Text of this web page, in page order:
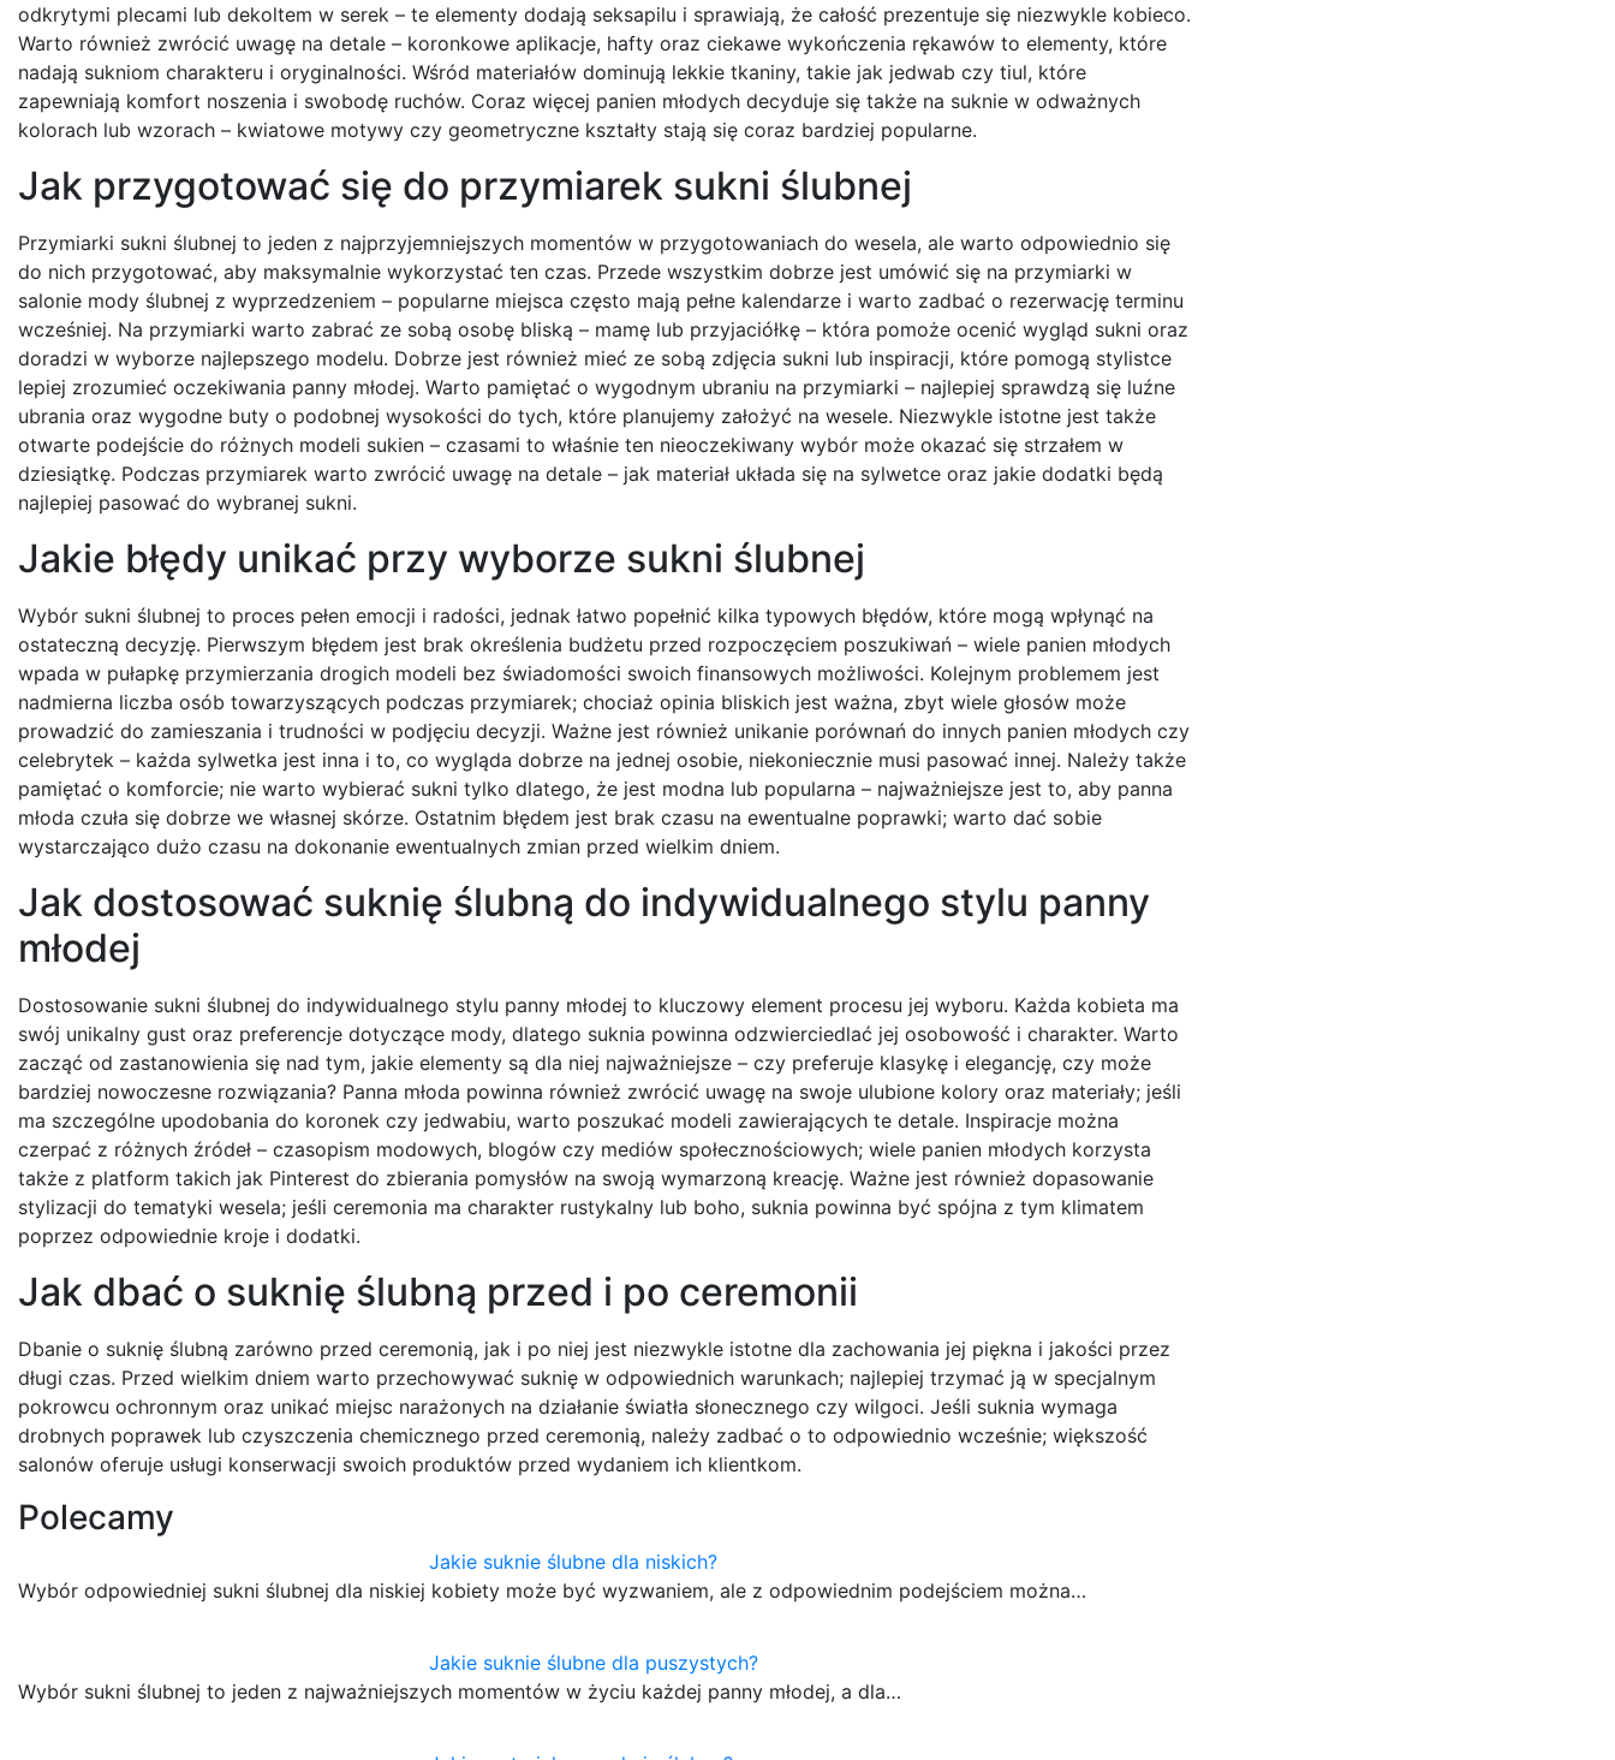
odkrytymi plecami lub dekoltem w serek – te elementy dodają seksapilu i sprawiają, że całość prezentuje się niezwykle kobieco.
Warto również zwrócić uwagę na detale – koronkowe aplikacje, hafty oraz ciekawe wykończenia rękawów to elementy, które
nadają sukniom charakteru i oryginalności. Wśród materiałów dominują lekkie tkaniny, takie jak jedwab czy tiul, które
zapewniają komfort noszenia i swobodę ruchów. Coraz więcej panien młodych decyduje się także na suknie w odważnych
kolorach lub wzorach – kwiatowe motywy czy geometryczne kształty stają się coraz bardziej popularne.
Jak przygotować się do przymiarek sukni ślubnej
Przymiarki sukni ślubnej to jeden z najprzyjemniejszych momentów w przygotowaniach do wesela, ale warto odpowiednio się
do nich przygotować, aby maksymalnie wykorzystać ten czas. Przede wszystkim dobrze jest umówić się na przymiarki w
salonie mody ślubnej z wyprzedzeniem – popularne miejsca często mają pełne kalendarze i warto zadbać o rezerwację terminu
wcześniej. Na przymiarki warto zabrać ze sobą osobę bliską – mamę lub przyjaciółkę – która pomoże ocenić wygląd sukni oraz
doradzi w wyborze najlepszego modelu. Dobrze jest również mieć ze sobą zdjęcia sukni lub inspiracji, które pomogą stylistce
lepiej zrozumieć oczekiwania panny młodej. Warto pamiętać o wygodnym ubraniu na przymiarki – najlepiej sprawdzą się luźne
ubrania oraz wygodne buty o podobnej wysokości do tych, które planujemy założyć na wesele. Niezwykle istotne jest także
otwarte podejście do różnych modeli sukien – czasami to właśnie ten nieoczekiwany wybór może okazać się strzałem w
dziesiątkę. Podczas przymiarek warto zwrócić uwagę na detale – jak materiał układa się na sylwetce oraz jakie dodatki będą
najlepiej pasować do wybranej sukni.
Jakie błędy unikać przy wyborze sukni ślubnej
Wybór sukni ślubnej to proces pełen emocji i radości, jednak łatwo popełnić kilka typowych błędów, które mogą wpłynąć na
ostateczną decyzję. Pierwszym błędem jest brak określenia budżetu przed rozpoczęciem poszukiwań – wiele panien młodych
wpada w pułapkę przymierzania drogich modeli bez świadomości swoich finansowych możliwości. Kolejnym problemem jest
nadmierna liczba osób towarzyszących podczas przymiarek; chociaż opinia bliskich jest ważna, zbyt wiele głosów może
prowadzić do zamieszania i trudności w podjęciu decyzji. Ważne jest również unikanie porównań do innych panien młodych czy
celebrytek – każda sylwetka jest inna i to, co wygląda dobrze na jednej osobie, niekoniecznie musi pasować innej. Należy także
pamiętać o komforcie; nie warto wybierać sukni tylko dlatego, że jest modna lub popularna – najważniejsze jest to, aby panna
młoda czuła się dobrze we własnej skórze. Ostatnim błędem jest brak czasu na ewentualne poprawki; warto dać sobie
wystarczająco dużo czasu na dokonanie ewentualnych zmian przed wielkim dniem.
Jak dostosować suknię ślubną do indywidualnego stylu panny
młodej
Dostosowanie sukni ślubnej do indywidualnego stylu panny młodej to kluczowy element procesu jej wyboru. Każda kobieta ma
swój unikalny gust oraz preferencje dotyczące mody, dlatego suknia powinna odzwierciedlać jej osobowość i charakter. Warto
zacząć od zastanowienia się nad tym, jakie elementy są dla niej najważniejsze – czy preferuje klasykę i elegancję, czy może
bardziej nowoczesne rozwiązania? Panna młoda powinna również zwrócić uwagę na swoje ulubione kolory oraz materiały; jeśli
ma szczególne upodobania do koronek czy jedwabiu, warto poszukać modeli zawierających te detale. Inspiracje można
czerpać z różnych źródeł – czasopism modowych, blogów czy mediów społecznościowych; wiele panien młodych korzysta
także z platform takich jak Pinterest do zbierania pomysłów na swoją wymarzoną kreację. Ważne jest również dopasowanie
stylizacji do tematyki wesela; jeśli ceremonia ma charakter rustykalny lub boho, suknia powinna być spójna z tym klimatem
poprzez odpowiednie kroje i dodatki.
Jak dbać o suknię ślubną przed i po ceremonii
Dbanie o suknię ślubną zarówno przed ceremonią, jak i po niej jest niezwykle istotne dla zachowania jej piękna i jakości przez
długi czas. Przed wielkim dniem warto przechowywać suknię w odpowiednich warunkach; najlepiej trzymać ją w specjalnym
pokrowcu ochronnym oraz unikać miejsc narażonych na działanie światła słonecznego czy wilgoci. Jeśli suknia wymaga
drobnych poprawek lub czyszczenia chemicznego przed ceremonią, należy zadbać o to odpowiednio wcześnie; większość
salonów oferuje usługi konserwacji swoich produktów przed wydaniem ich klientkom.
Polecamy
Jakie suknie ślubne dla niskich?
Wybór odpowiedniej sukni ślubnej dla niskiej kobiety może być wyzwaniem, ale z odpowiednim podejściem można…
Jakie suknie ślubne dla puszystych?
Wybór sukni ślubnej to jeden z najważniejszych momentów w życiu każdej panny młodej, a dla…